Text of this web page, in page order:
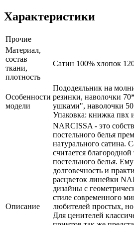
Характеристики
Прочие
Материал,
состав
ткани,
плотность
Сатин 100% хлопок
Особенности
модели
Пододеяльник на
резинки, наволочки
ушками", наволочки
Упаковка: книжка пвх
Описание
NARCISSA - это
постельного белья
натурального сатина.
считается
постельного белья.
долговечность и
расцветок линейки
дизайны с
стиле современного
любителей простых,
Для ценителей